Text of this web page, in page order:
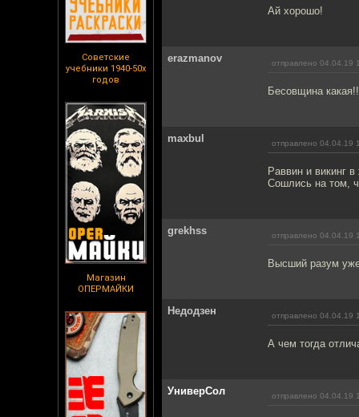
Советские
учебники 1940-50х
годов
Магазин
ОПЕРМАЙКИ
Ай хорошо!
erazmanov отправлено 04.04.19
Бесовщина
maxbul отправлено 04.04.19
Раввин и викинг
Сошлись на том,
grekhss отправлено 04.04.19
Высший разум
Недодзен отправлено 04.04.19
А чем тогда
УниверСол отправлено 04.04.19